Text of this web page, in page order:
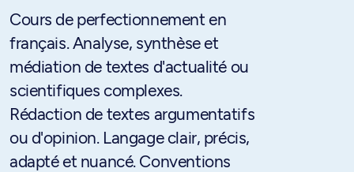
Cours de perfectionnement en
français. Analyse, synthèse et
médiation de textes d'actualité ou
scientifiques complexes.
Rédaction de textes argumentatifs
ou d'opinion. Langage clair, précis,
adapté et nuancé. Conventions